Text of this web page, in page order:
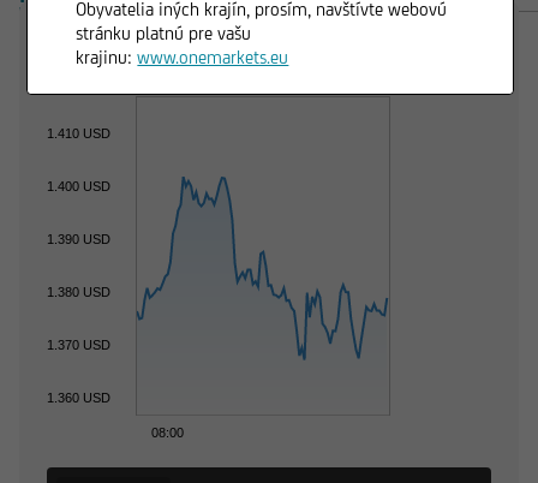
08:00
1.360 USD
1.370 USD
1.380 USD
1.390 USD
1.400 USD
1.410 USD
Obyvatelia iných krajín, prosím, navštívte webovú
stránku platnú pre vašu
krajinu:www.onemarkets.eu